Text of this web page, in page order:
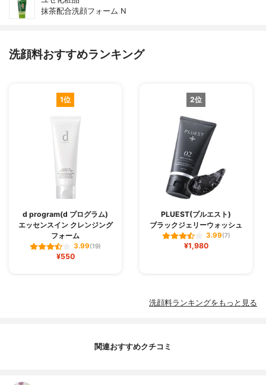
抹茶配合洗顔フォーム N
洗顔料おすすめランキング
1位
d program(d プログラム)
エッセンスイン クレンジング
フォーム
3.99(19)
¥550
2位
PLUEST(プルエスト)
ブラックジェリーウォッシュ
3.99(7)
¥1,980
洗顔料ランキングをもっと見る
関連おすすめクチコミ